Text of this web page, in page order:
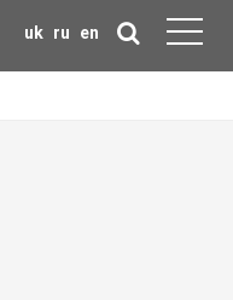
uk ru en